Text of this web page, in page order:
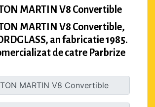
MARTIN V8 Convertible
MARTIN V8 Convertible,
an fabricatie 1985.
de catre Parbrize